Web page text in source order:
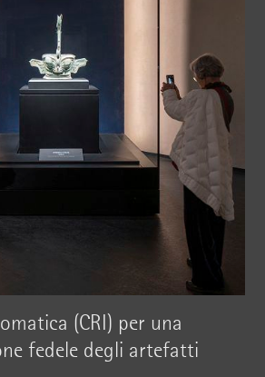
(CRI) per una
fedele degli artefatti